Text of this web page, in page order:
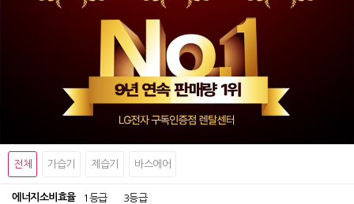
전체 가습기 제습기 바스에어
에너지소비효율 1등급 3등급